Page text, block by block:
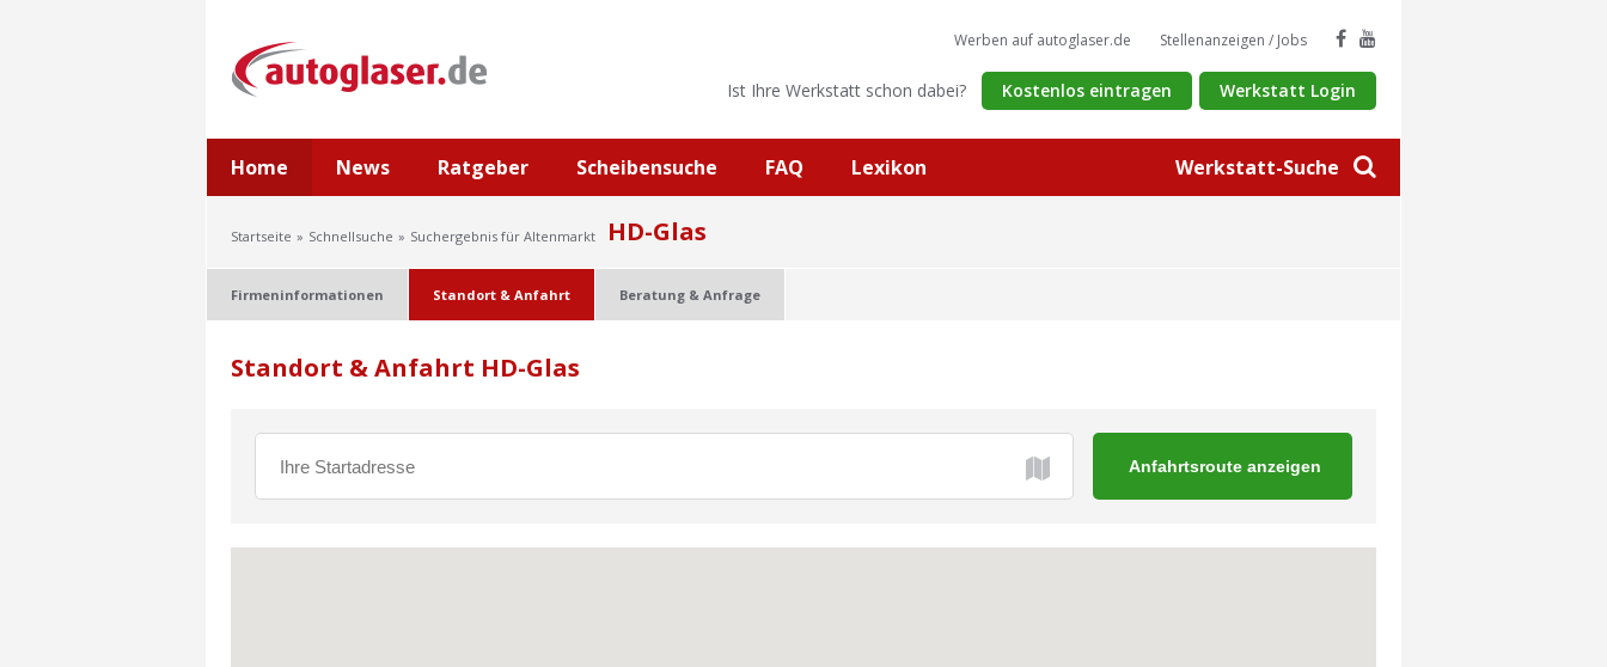
Werkstatt-Suche
Werben auf autoglaser.de Stellenanzeigen / Jobs
Ist Ihre Werkstatt schon dabei? Kostenlos eintragen Werkstatt Login
Home News Ratgeber Scheibensuche FAQ Lexikon
Startseite Schnellsuche Suchergebnis für Altenmarkt HD-Glas
Firmeninformationen Standort & Anfahrt Beratung & Anfrage
Standort & Anfahrt HD-Glas